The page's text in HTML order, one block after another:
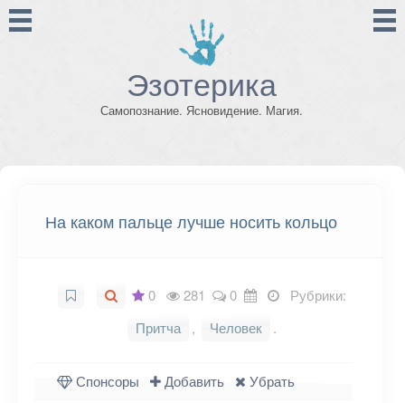
Эзотерика
Самопознание. Ясновидение. Магия.
На каком пальце лучше носить кольцо
0 281 0
Рубрики:
Притча
, Человек .
Спонсоры Добавить Убрать